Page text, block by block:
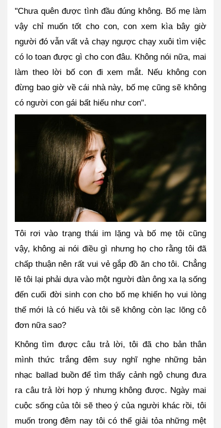
"Chưa quên được tình đầu đúng không. Bố mẹ làm
vậy chỉ muốn tốt cho con, con xem kìa bây giờ
người đó vẫn vất vả chạy ngược chạy xuôi tìm việc
có lo toan được gì cho con đâu. Không nói nữa, mai
làm theo lời bố con đi xem mắt. Nếu không con
đừng bao giờ về cái nhà này, bố mẹ cũng sẽ không
có người con gái bất hiếu như con".
Tôi rơi vào trạng thái im lặng và bố mẹ tôi cũng
vậy, không ai nói điều gì nhưng họ cho rằng tôi đã
chấp thuận nên rất vui vẻ gắp đồ ăn cho tôi. Chẳng
lẽ tôi lại phải dựa vào một người đàn ông xa lạ sống
đến cuối đời sinh con cho bố mẹ khiến họ vui lòng
thế mới là có hiếu và tôi sẽ không còn lạc lõng cô
đơn nữa sao?
Không tìm được câu trả lời, tôi đã cho bản thân
mình thức trắng đêm suy nghĩ nghe những bản
nhạc ballad buồn để tìm thấy cảnh ngộ chung đưa
ra câu trả lời hợp ý nhưng không được. Ngày mai
cuộc sống của tôi sẽ theo ý của người khác rồi, tôi
muốn trong đêm nay tôi có thể giải tỏa những mệt